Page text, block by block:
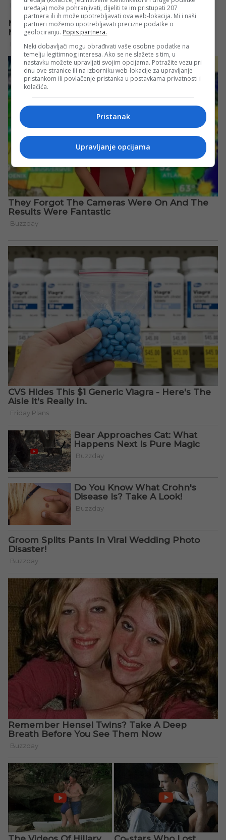
uređaja) može pohranjivati, dijeliti te im pristupati 207
partnera ili ih može upotrebljavati ova web-lokacija. Mi i naši
partneri možemo upotrebljavati precizne podatke o
geolociranju. Popis partnera.
Neki dobavljači mogu obrađivati vaše osobne podatke na
temelju legitimnog interesa. Ako se ne slažete s tim, u
nastavku možete upravljati svojim opcijama. Potražite vezu pri
dnu ove stranice ili na izborniku web-lokacije za upravljanje
pristankom ili povlačenje pristanka u postavkama privatnosti i
kolačića.
Pristanak
Upravljanje opcijama